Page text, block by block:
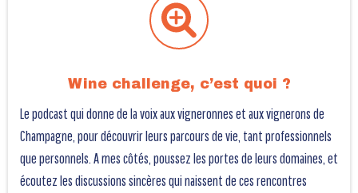
Wine challenge, c’est quoi ?
Le podcast qui donne de la voix aux vigneronnes et aux vignerons de
Champagne, pour découvrir leurs parcours de vie, tant professionnels
que personnels. A mes côtés, poussez les portes de leurs domaines, et
écoutez les discussions sincères qui naissent de ces rencontres